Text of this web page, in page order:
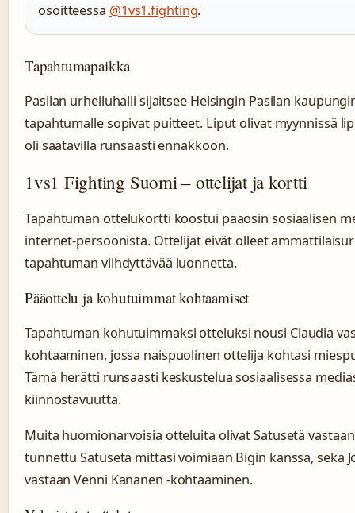
osoitteessa @1vs1.fighting.
Tapahtumapaikka
Pasilan urheiluhalli sijaitsee Helsingin Pasilan
tapahtumalle sopivat puitteet. Liput olivat myynnissä
oli saatavilla runsaasti ennakkoon.
1vs1 Fighting Suomi – ottelijat ja kortti
Tapahtuman ottelukortti koostui pääosin sosiaalisen
internet-persoonista. Ottelijat eivät olleet
tapahtuman viihdyttävää luonnetta.
Pääottelu ja kohutuimmat kohtaamiset
Tapahtuman kohutuimmaksi otteluksi nousi Claudia
kohtaaminen, jossa naispuolinen ottelija kohtasi
Tämä herätti runsaasti keskustelua sosiaalisessa
kiinnostavuutta.
Muita huomionarvoisia otteluita olivat Satusetä
tunnettu Satusetä mittasi voimiaan Bigin kanssa, sekä
vastaan Venni Kananen -kohtaaminen.